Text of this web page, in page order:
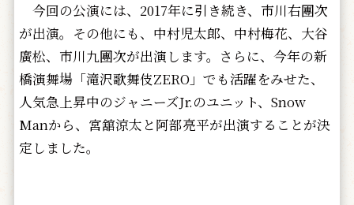
今回の公演には、2017年に引き続き、市川右團次
が出演。その他にも、中村児太郎、中村梅花、大谷
廣松、市川九團次が出演します。さらに、今年の新
橋演舞場「滝沢歌舞伎ZERO」でも活躍をみせた、
人気急上昇中のジャニーズJr.のユニット、Snow
Manから、宮舘涼太と阿部亮平が出演することが決
定しました。